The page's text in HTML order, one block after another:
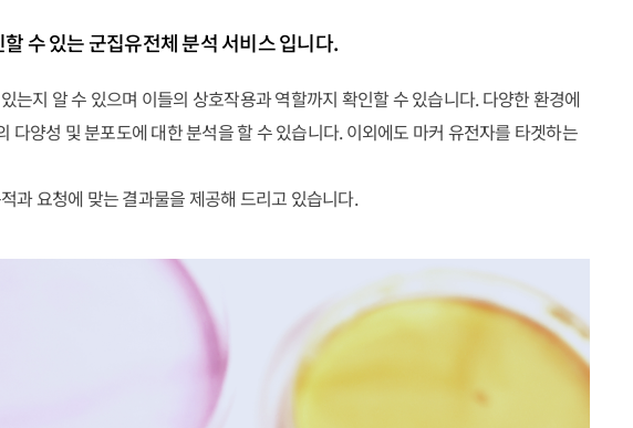
수 있는 군집유전체 분석 서비스 입니다.
지 알 수 있으며 이들의 상호작용과 역할까지 확인할 수 있습니다. 다양한 환경에
양성 및 분포도에 대한 분석을 할 수 있습니다. 이외에도 마커 유전자를 타겟하는
과 요청에 맞는 결과물을 제공해 드리고 있습니다.